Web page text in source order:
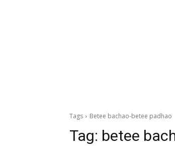
Tags Betee bachao-betee padhao
Tag: betee